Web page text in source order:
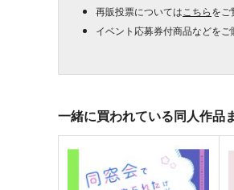
再販投票については こちらをご
イベント応募券付商品などを
一緒に買われている同人作品